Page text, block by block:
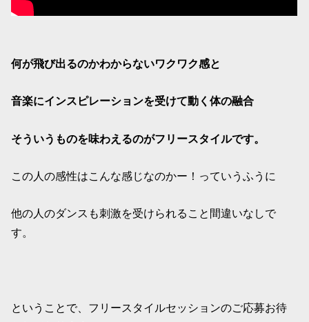
何が飛び出るのかわからないワクワク感と
音楽にインスピレーションを受けて動く体の融合
そういうものを味わえるのがフリースタイルです。
この人の感性はこんな感じなのかー！っていうふうに
他の人のダンスも刺激を受けられること間違いなしで
す。
ということで、フリースタイルセッションのご応募お待